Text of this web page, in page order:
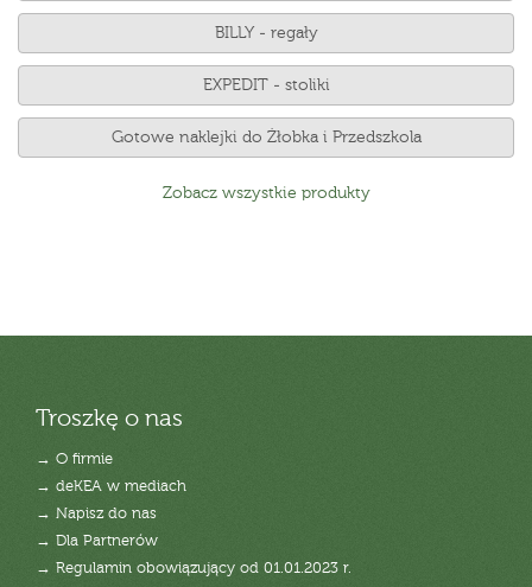
BILLY - regały
EXPEDIT - stoliki
Gotowe naklejki do Żłobka i Przedszkola
Zobacz wszystkie produkty
Troszkę o nas
→ O firmie
→ deKEA w mediach
→ Napisz do nas
→ Dla Partnerów
→ Regulamin obowiązujący od 01.01.2023 r.